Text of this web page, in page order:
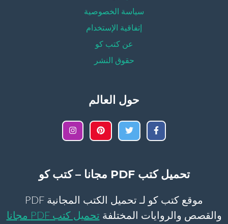
سياسة الخصوصية
إتفاقية الإستخدام
عن كتب كو
حقوق النشر
حول العالم
تحميل كتب PDF مجانا – كتب كو
موقع كتب كو لـ تحميل الكتب المجانية PDF
والقصص والروايات المختلفة
تحميل كتب PDF مجانا